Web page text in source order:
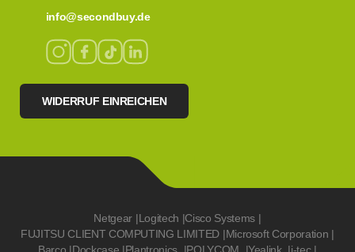
info@secondbuy.de
WIDERRUF EINREICHEN
Netgear |Logitech |Cisco Systems |
FUJITSU CLIENT COMPUTING LIMITED |Microsoft Corporation |